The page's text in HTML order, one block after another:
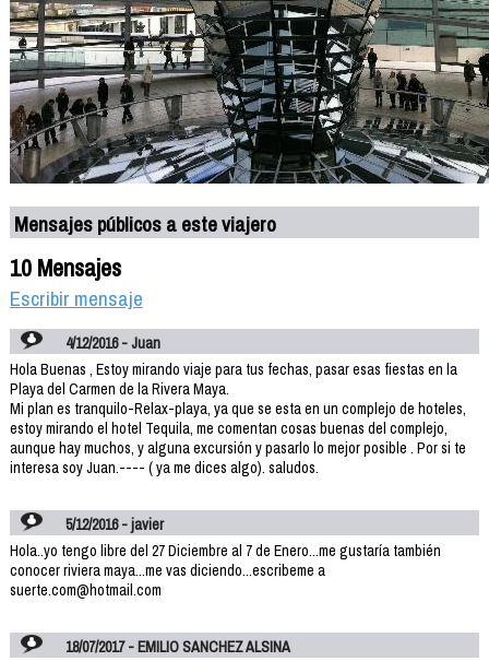
Mensajes públicos a este viajero
10 Mensajes
Escribir mensaje
4/12/2016 - Juan
Hola Buenas , Estoy mirando viaje para tus fechas, pasar esas fiestas en la
Playa del Carmen de la Rivera Maya.
Mi plan es tranquilo-Relax-playa, ya que se esta en un complejo de hoteles,
estoy mirando el hotel Tequila, me comentan cosas buenas del complejo,
aunque hay muchos, y alguna excursión y pasarlo lo mejor posible . Por si te
interesa soy Juan.---- ( ya me dices algo). saludos.
5/12/2016 - javier
Hola..yo tengo libre del 27 Diciembre al 7 de Enero...me gustaría también
conocer riviera maya...me vas diciendo...escribeme a
suerte.com@hotmail.com
18/07/2017 - EMILIO SANCHEZ ALSINA